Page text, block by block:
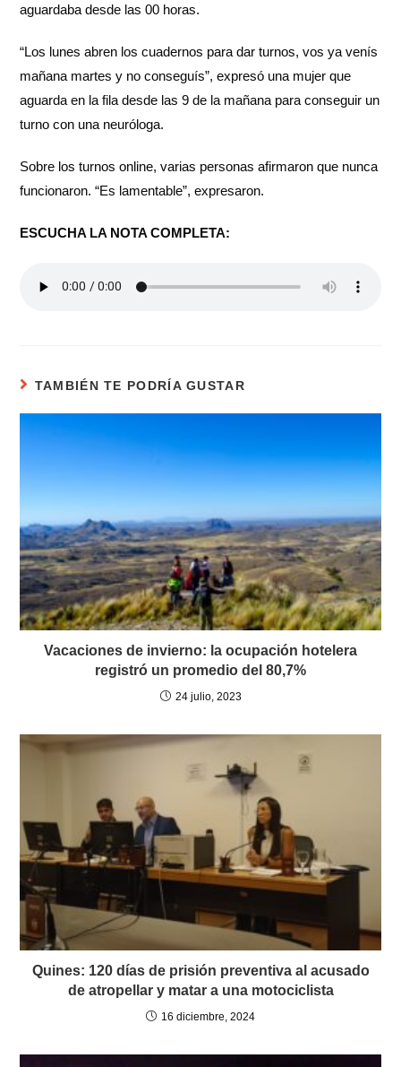
aguardaba desde las 00 horas.
“Los lunes abren los cuadernos para dar turnos, vos ya venís
mañana martes y no conseguís”, expresó una mujer que
aguarda en la fila desde las 9 de la mañana para conseguir un
turno con una neuróloga.
Sobre los turnos online, varias personas afirmaron que nunca
funcionaron. “Es lamentable”, expresaron.
ESCUCHA LA NOTA COMPLETA:
TAMBIÉN TE PODRÍA GUSTAR
Vacaciones de invierno: la ocupación hotelera
registró un promedio del 80,7%
24 julio, 2023
Quines: 120 días de prisión preventiva al acusado
de atropellar y matar a una motociclista
16 diciembre, 2024